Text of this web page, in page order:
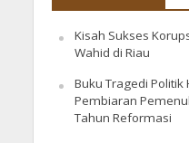
Kisah Sukses
Wahid di Riau
Buku Tragedi Politik
Pembiaran
Tahun Reformasi